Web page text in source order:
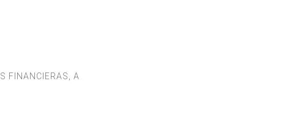
FINANCIERAS, A